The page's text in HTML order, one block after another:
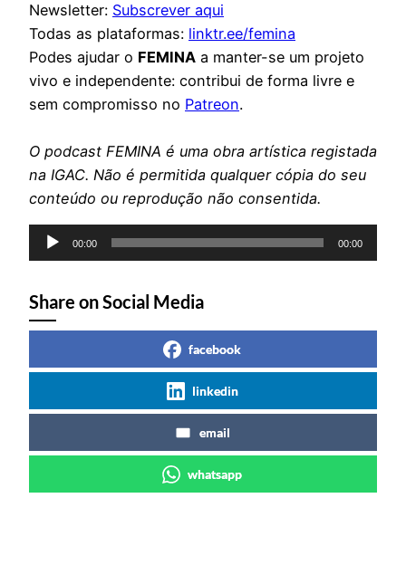
Newsletter: Subscrever aqui
Todas as plataformas: linktr.ee/femina
Podes ajudar o FEMINA a manter-se um projeto
vivo e independente: contribui de forma livre e
sem compromisso no Patreon.
O podcast FEMINA é uma obra artística registada
na IGAC. Não é permitida qualquer cópia do seu
conteúdo ou reprodução não consentida.
Reprodutor
de
00:00 00:00
Share on Social Media
facebook
linkedin
email
whatsapp